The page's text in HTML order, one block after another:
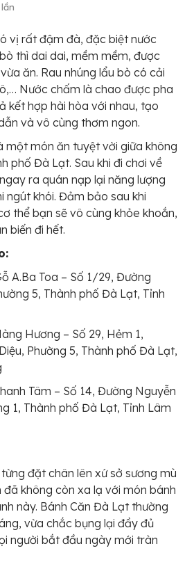
vị rất đậm đà, đặc biệt nước
thì dai dai, mềm mềm, được
ăn. Rau nhúng lẩu bò có cải
Nước chấm là chao được pha
kết hợp hài hòa với nhau, tạo
và vô cùng thơm ngon.
một món ăn tuyệt vời giữa không
phố Đà Lạt. Sau khi đi chơi về
ra quán nạp lại năng lượng
ngút khói. Đảm bảo sau khi
thể bạn sẽ vô cùng khỏe khoắn,
biến đi hết.
A.Ba Toa – Số 1/29, Đường
5, Thành phố Đà Lạt, Tỉnh
Hương – Số 29, Hẻm 1,
Phường 5, Thành phố Đà Lạt,
Tâm – Số 14, Đường Nguyễn
1, Thành phố Đà Lạt, Tỉnh Lâm
đặt chân lên xứ sở sương mù
không còn xa lạ với món bánh
này. Bánh Căn Đà Lạt thường
vừa chắc bụng lại đầy đủ
người bắt đầu ngày mới tràn